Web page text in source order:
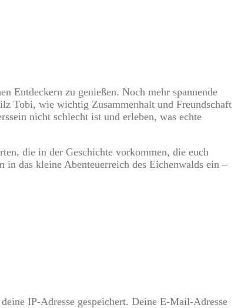
Entdeckern zu genießen. Noch mehr spannende
Tobi, wie wichtig Zusammenhalt und Freundschaft
nicht schlecht ist und erleben, was echte
die in der Geschichte vorkommen, die euch
in das kleine Abenteuerreich des Eichenwalds ein –
IP-Adresse gespeichert. Deine E-Mail-Adresse